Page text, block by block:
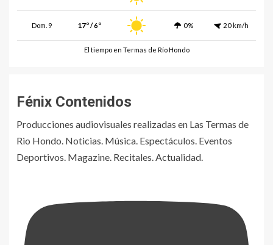
Dom. 9 17º / 6º 0% 20 km/h
El tiempo en Termas de Río Hondo
Fénix Contenidos
Producciones audiovisuales realizadas en Las Termas de
Rio Hondo. Noticias. Música. Espectáculos. Eventos
Deportivos. Magazine. Recitales. Actualidad.